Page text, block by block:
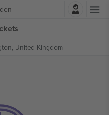
United Kingdom